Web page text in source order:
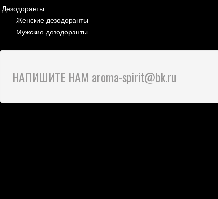
Дезодоранты
Женские дезодоранты
Мужские дезодоранты
НАПИШИТЕ НАМ aroma-spirit@bk.ru